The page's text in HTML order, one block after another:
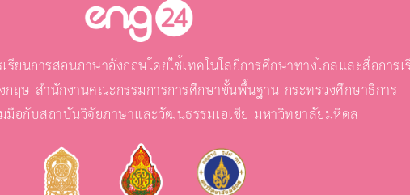
ยนการสอนภาษาอังกฤษโดยใช้เทคโนโลยีการศึกษาทางไกลและสื่อการ
ฤษ สำนักงานคณะกรรมการการศึกษาขั้นพื้นฐาน กระทรวงศึกษาธิการ
มือกับสถาบันวิจัยภาษาและวัฒนธรรมเอเชีย มหาวิทยาลัยมหิดล